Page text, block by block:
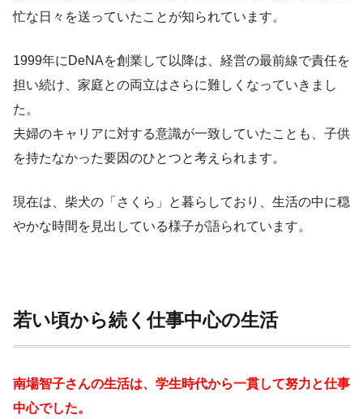
忙な日々を送っていたことが知られています。
1999年にDeNAを創業して以降は、経営の最前線で責任を
担い続け、家庭との両立はさらに難しくなっていきまし
た。
夫婦のキャリアに対する意識が一致していたことも、子供
を持たなかった要因のひとつと考えられます。
現在は、柴犬の「さくら」と暮らしており、生活の中に穏
やかな時間を見出している様子が語られています。
若い頃から続く仕事中心の生活
南場智子さんの生活は、学生時代から一貫して努力と仕事
中心でした。